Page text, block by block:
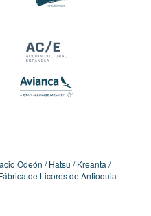
Odeón Hatsu
Kreanta
de Licores de Antioquia